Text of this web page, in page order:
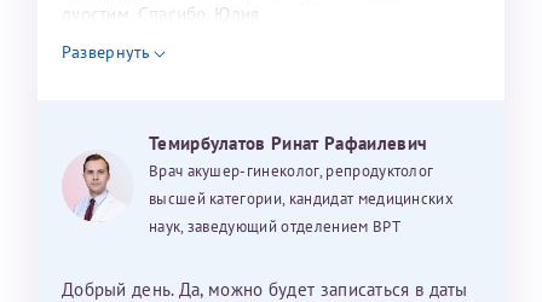
дуостим. Спасибо. Юлия
Развернуть
Темирбулатов Ринат Рафаилевич
Врач акушер-гинеколог, репродуктолог
высшей категории, кандидат медицинских
наук, заведующий отделением ВРТ
Добрый день. Да, можно будет записаться в даты